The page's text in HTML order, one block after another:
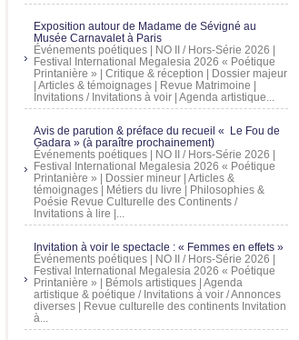
Exposition autour de Madame de Sévigné au
Musée Carnavalet à Paris
Événements poétiques | NO II / Hors-Série 2026 |
Festival International Megalesia 2026 « Poétique
Printanière » | Critique & réception | Dossier majeur
| Articles & témoignages | Revue Matrimoine |
Invitations / Invitations à voir | Agenda artistique...
Avis de parution & préface du recueil « Le Fou de
Gadara » (à paraître prochainement)
Événements poétiques | NO II / Hors-Série 2026 |
Festival International Megalesia 2026 « Poétique
Printanière » | Dossier mineur | Articles &
témoignages | Métiers du livre | Philosophies &
Poésie Revue Culturelle des Continents /
Invitations à lire |...
Invitation à voir le spectacle : « Femmes en effets »
Événements poétiques | NO II / Hors-Série 2026 |
Festival International Megalesia 2026 « Poétique
Printanière » | Bémols artistiques | Agenda
artistique & poétique / Invitations à voir / Annonces
diverses | Revue culturelle des continents Invitation
à...